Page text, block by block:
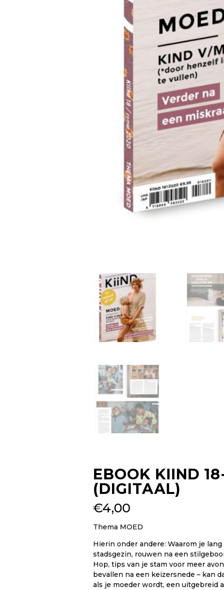
EBOOK KIIND
(DIGITAAL)
€4,00
Thema MOED
Hierin onder andere: Waarom je
stadsgezin, rouwen na een
Hop, tips van je stam voor meer
bevallen na een keizersnede – kan
als je moeder wordt, een uitgebreid